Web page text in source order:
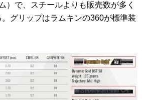
）で、スチールよりも販売数が多く
グリップはラムキンの360が標準装